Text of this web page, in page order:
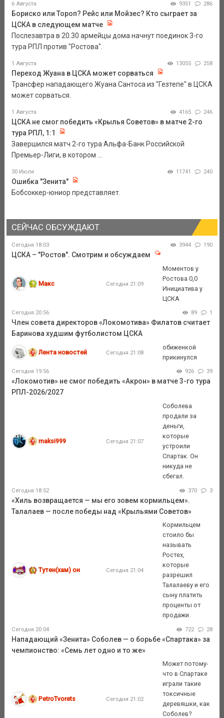
6 Августа 9351 286
Бориско или Тороп? Рейс или Мойзес? Кто сыграет за
ЦСКА в следующем матче
Послезавтра в 20.30 армейцы дома начнут поединок 3-го
тура РПЛ против "Ростова".
1 Августа 13055 258
Переход Жуана в ЦСКА может сорваться
Трансфер нападающего Жуана Сантоса из "Гезтепе" в ЦСКА
может сорваться.
1 Августа 4165 246
ЦСКА не смог победить «Крылья Советов» в матче 2-го
тура РПЛ, 1:1
Завершился матч 2-го тура Альфа-Банк Российской
Премьер-Лиги, в котором ...
30 Июля 11741 240
Ошибка "Зенита"
Бобсоккер-юниор представляет.
СЕЙЧАС ОБСУЖДАЮТ
Сегодня 18:03 3944 190
ЦСКА – "Ростов". Смотрим и обсуждаем
Макс Сегодня 21:09
Моментов у
Ростова 0,0
Инициатива у
ЦСКА
Сегодня 20:56 89 1
Член совета директоров «Локомотива» Филатов считает
Баринова худшим футболистом ЦСКА
Лента новостей Сегодня 21:08
обиженкой
прикинулся
Сегодня 19:56 926 39
«Локомотив» не смог победить «Акрон» в матче 3-го тура
РПЛ-2026/2027
maksi999 Сегодня 21:07
Соболева
продали за
деньги,
которые
устроили
Спартак. Он
никуда не
сбегал.
Сегодня 18:52 370 3
«Хиль возвращается — мы его зовем кормильцем».
Талалаев — после победы над «Крыльями Советов»
Тутен(хам) он Сегодня 21:04
Кормильцем
стоило бы
называть
Ростех,
которые
разрешил
Талалаеву и его
сыну платить
проценты от
продажи.
Сегодня 20:04 722 28
Нападающий «Зенита» Соболев — о борьбе «Спартака» за
чемпионство: «Семь лет одно и то же»
PetroTvorets Сегодня 21:02
Может потому-
что в Спартаке
играли такие
токсичные
деревяшки, как
Соболев?